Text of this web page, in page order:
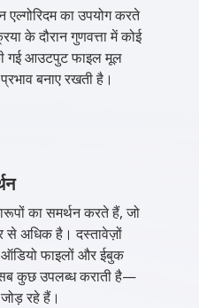
एल्गोरिदम का उपयोग करते
के दौरान गुणवत्ता में कोई
गई आउटपुट फाइल मूल
बनाए रखती है।
का समर्थन करते हैं, जो
से अधिक है। दस्तावेज़ों
फाइलों और ईबुक
कुछ उपलब्ध कराती है—
रहे हैं।